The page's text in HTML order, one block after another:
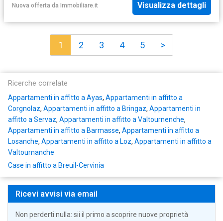
Nuova offerta da Immobiliare.it Visualizza dettagli
1 2 3 4 5 >
Ricerche correlate
Appartamenti in affitto a Ayas, Appartamenti in affitto a
Corgnolaz, Appartamenti in affitto a Bringaz, Appartamenti in
affitto a Servaz, Appartamenti in affitto a Valtournenche,
Appartamenti in affitto a Barmasse, Appartamenti in affitto a
Losanche, Appartamenti in affitto a Loz, Appartamenti in affitto a
Valtournanche
Case in affitto a Breuil-Cervinia
Ricevi avvisi via email
Non perderti nulla: sii il primo a scoprire nuove proprietà